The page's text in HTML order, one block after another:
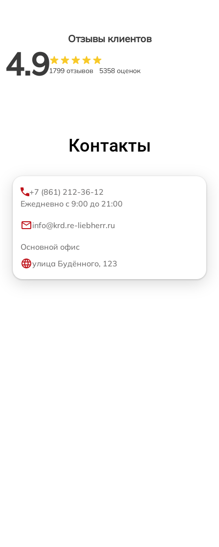
Отзывы клиентов
4.91799 отзывов 5358 оценок
Контакты
+7 (861) 212-36-12
Ежедневно с 9:00 до 21:00
info@krd.re-liebherr.ru
Основной офис
улица Будённого, 123